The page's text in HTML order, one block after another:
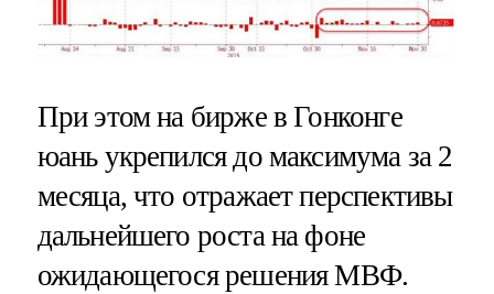
При этом на бирже в Гонконге
юань укрепился до максимума за 2
месяца, что отражает перспективы
дальнейшего роста на фоне
ожидающегося решения МВФ.